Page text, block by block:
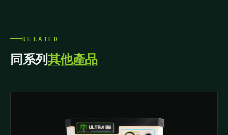
RELATED
同系列其他產品